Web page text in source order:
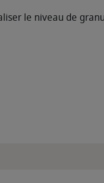
le niveau de